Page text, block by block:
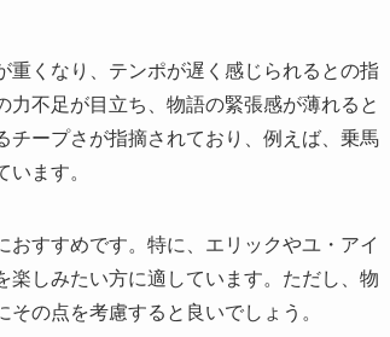
くなり、テンポが遅く感じられるとの指
不足が目立ち、物語の緊張感が薄れると
チープさが指摘されており、例えば、乗馬
ます。
すすめです。特に、エリックやユ・アイ
楽しみたい方に適しています。ただし、物
の点を考慮すると良いでしょう。